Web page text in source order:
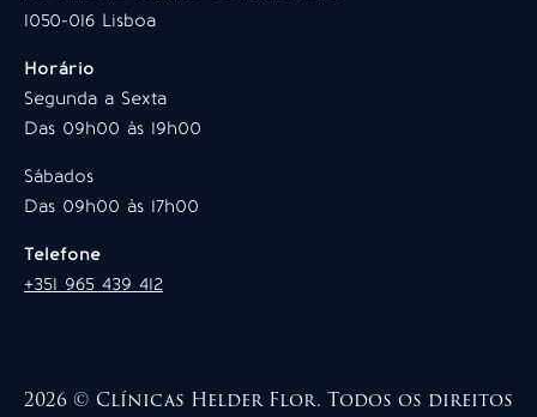
1050-016 Lisboa
Horário
Segunda a Sexta
Das 09h00 às 19h00
Sábados
Das 09h00 às 17h00
Telefone
+351 965 439 412
2026 © Clínicas Helder Flor. Todos os direitos